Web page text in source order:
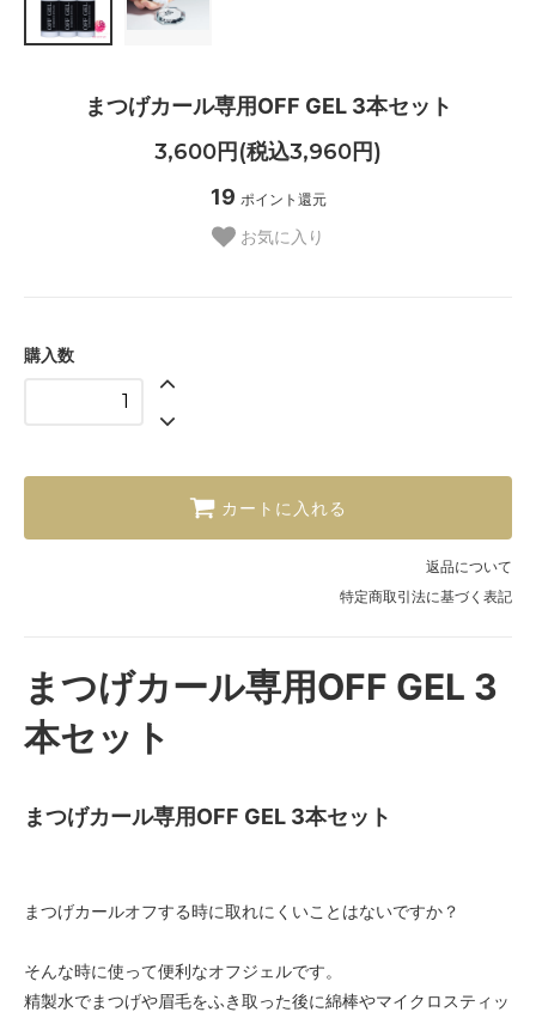
まつげカール専用OFF GEL 3本セット
3,600円(税込3,960円)
19 ポイント還元
お気に入り
購入数
カートに入れる
返品について
特定商取引法に基づく表記
まつげカール専用OFF GEL 3
本セット
まつげカール専用OFF GEL 3本セット
まつげカールオフする時に取れにくいことはないですか？
そんな時に使って便利なオフジェルです。
精製水でまつげや眉毛をふき取った後に綿棒やマイクロスティッ